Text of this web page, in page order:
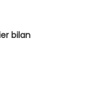
bilan